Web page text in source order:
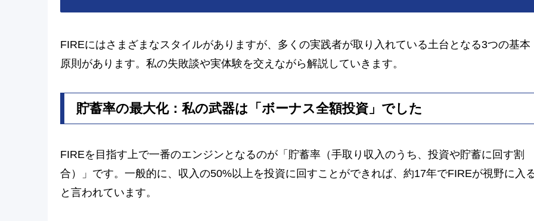
FIREにはさまざまなスタイルがありますが、多くの実践者が取り入れている土台となる3つの基本
原則があります。私の失敗談や実体験を交えながら解説していきます。
貯蓄率の最大化：私の武器は「ボーナス全額投資」でした
FIREを目指す上で一番のエンジンとなるのが「貯蓄率（手取り収入のうち、投資や貯蓄に回す割
合）」です。一般的に、収入の50%以上を投資に回すことができれば、約17年でFIREが視野に入
と言われています。